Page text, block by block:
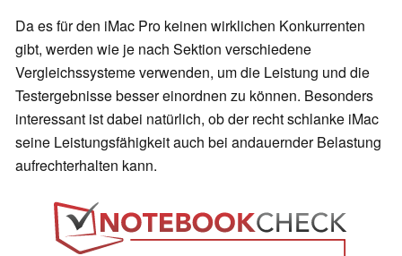
Da es für den iMac Pro keinen wirklichen Konkurrenten
gibt, werden wie je nach Sektion verschiedene
Vergleichssysteme verwenden, um die Leistung und die
Testergebnisse besser einordnen zu können. Besonders
interessant ist dabei natürlich, ob der recht schlanke iMac
seine Leistungsfähigkeit auch bei andauernder Belastung
aufrechterhalten kann.